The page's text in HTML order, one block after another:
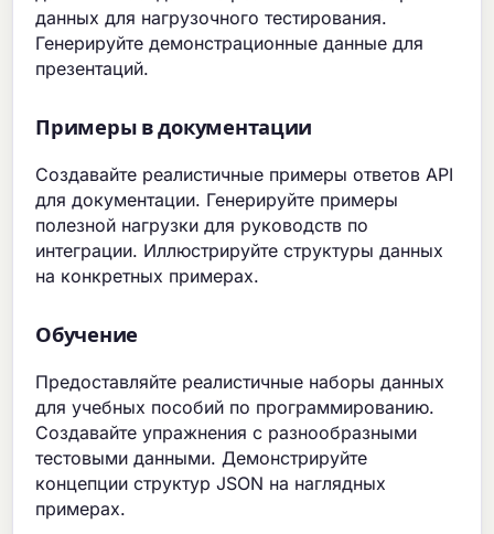
данных для нагрузочного тестирования.
Генерируйте демонстрационные данные для
презентаций.
Примеры в документации
Создавайте реалистичные примеры ответов API
для документации. Генерируйте примеры
полезной нагрузки для руководств по
интеграции. Иллюстрируйте структуры данных
на конкретных примерах.
Обучение
Предоставляйте реалистичные наборы данных
для учебных пособий по программированию.
Создавайте упражнения с разнообразными
тестовыми данными. Демонстрируйте
концепции структур JSON на наглядных
примерах.